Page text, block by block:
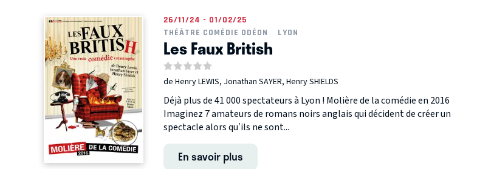
26/11/24 - 01/02/25
THÉÂTRE COMÉDIE ODÉON
LYON
Les Faux British
de Henry LEWIS, Jonathan SAYER, Henry SHIELDS
Déjà plus de 41 000 spectateurs à Lyon ! Molière de la comédie en 2016
Imaginez 7 amateurs de romans noirs anglais qui décident de créer un
spectacle alors qu’ils ne sont...
En savoir plus